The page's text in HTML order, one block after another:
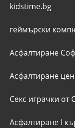
kidstime.bg
геймърски
Асфалтиране
Асфалтиране
Секс играчки от
Асфалтиране I